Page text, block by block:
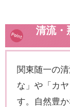
清流・
関東随一の
な」や「カ
す。自然豊